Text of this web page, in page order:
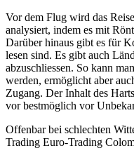
Vor dem Flug wird das
analysiert, indem es mit
Darüber hinaus gibt es für
lesen sind. Es gibt auch
abzuschliessen. So kann
werden, ermöglicht aber
Zugang. Der Inhalt des
vor bestmöglich vor
Offenbar bei schlechten
Trading Euro-Trading